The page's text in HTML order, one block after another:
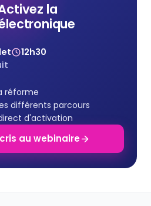
la
12h30
réforme
différents parcours
d'activation
au webinaire